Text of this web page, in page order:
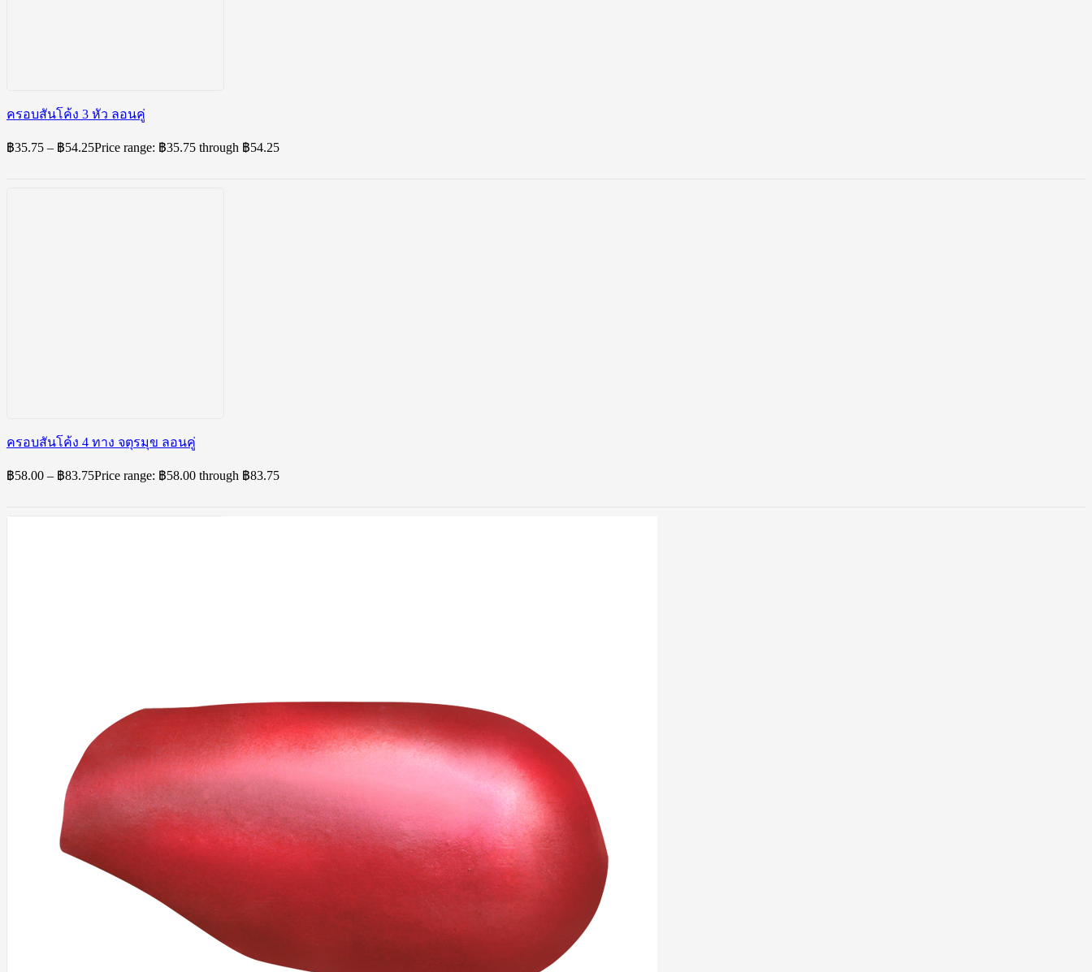
ครอบสันโค้ง 3 หัว ลอนคู่
฿35.75 – ฿54.25Price range: ฿35.75 through ฿54.25
ครอบสันโค้ง 4 ทาง จตุรมุข ลอนคู่
฿58.00 – ฿83.75Price range: ฿58.00 through ฿83.75